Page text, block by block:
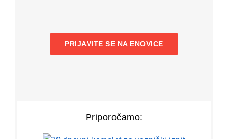
PRIJAVITE SE NA ENOVICE
Priporočamo: